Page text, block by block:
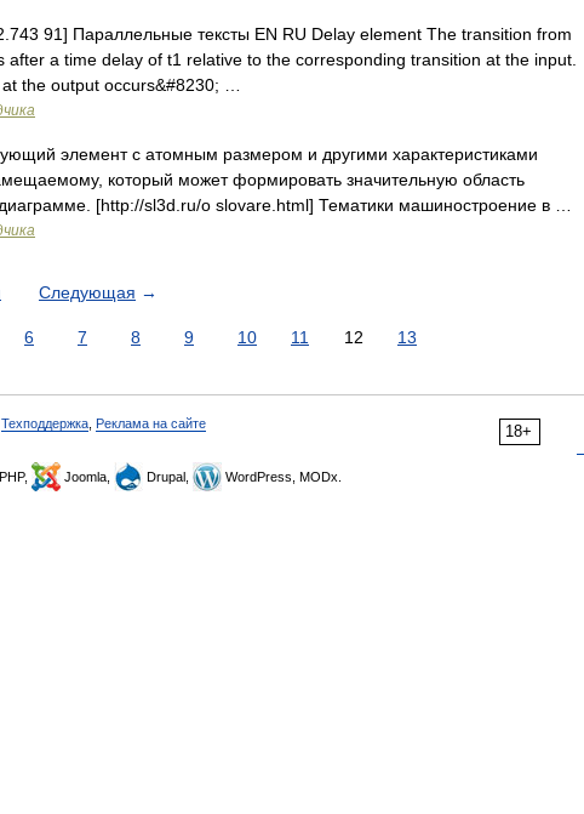
91] Параллельные тексты EN RU Delay element The transition from
a time delay of t1 relative to the corresponding transition at the input.
the output occurs&#8230; …
элемент с атомным размером и другими характеристиками
который может формировать значительную область
[http://sl3d.ru/o slovare.html] Тематики машиностроение в …
Следующая →
6 7 8 9 10 11 12 13
18+
Техподдержка Реклама на сайте
Joomla, Drupal, WordPress, MODx.